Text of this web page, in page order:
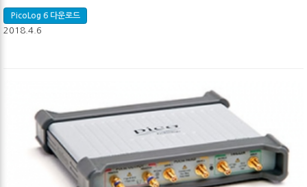
PicoLog 6 다운로드
2018.4.6